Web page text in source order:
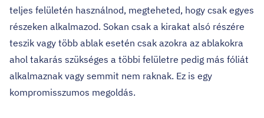
teljes felületén használnod, megteheted, hogy csak egyes
részeken alkalmazod. Sokan csak a kirakat alsó részére
teszik vagy több ablak esetén csak azokra az ablakokra
ahol takarás szükséges a többi felületre pedig más fóliát
alkalmaznak vagy semmit nem raknak. Ez is egy
kompromisszumos megoldás.